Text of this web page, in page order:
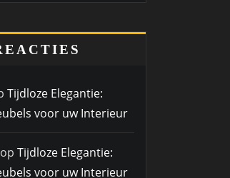
Tijdloze Elegantie:
voor uw Interieur
op Tijdloze Elegantie:
voor uw Interieur